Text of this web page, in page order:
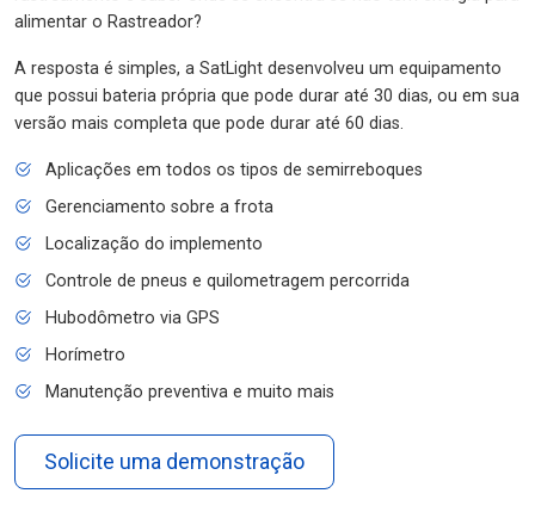
alimentar o Rastreador?
A resposta é simples, a SatLight desenvolveu um equipamento
que possui bateria própria que pode durar até 30 dias, ou em sua
versão mais completa que pode durar até 60 dias.
Aplicações em todos os tipos de semirreboques
Gerenciamento sobre a frota
Localização do implemento
Controle de pneus e quilometragem percorrida
Hubodômetro via GPS
Horímetro
Manutenção preventiva e muito mais
Solicite uma demonstração